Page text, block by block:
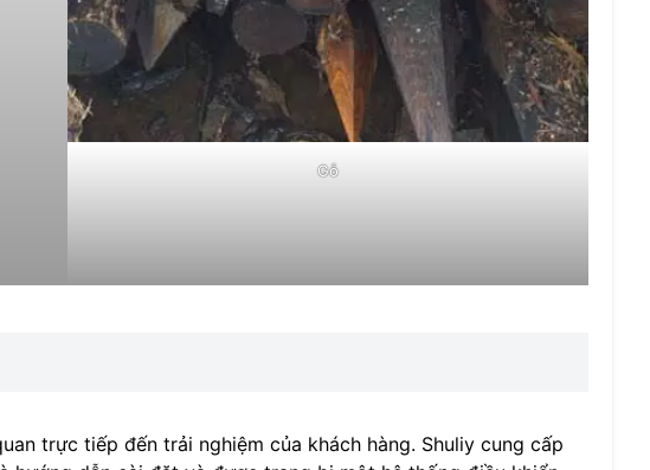
Gỗ
trực tiếp đến trải nghiệm của khách hàng. Shuliy cung cấp